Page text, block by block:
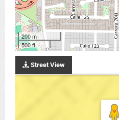
200 m
500 ft
Street View